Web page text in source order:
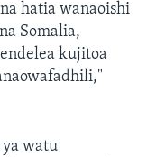
hatia wanaoishi
Somalia,
kujitoa
ya watu